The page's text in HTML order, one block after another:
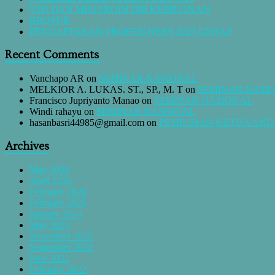
VISI DAN MISI PRODI DIII KEBIDANAN
BROSUR
PENDAFTARAN PROFESI NERS 2023 GENAP
Recent Comments
Vanchapo AR on SEMINAR NASIONAL
MELKIOR A. LUKAS. ST., SP., M. T on SEMINAR
Francisco Jupriyanto Manao on SEMINAR NASIONAL
Windi rahayu on SEMINAR NASIONAL
hasanbasri44985@gmail.com on PEMILIHAN KETUA
Archives
May 2026
April 2026
February 2026
February 2025
January 2024
May 2023
November 2022
September 2022
June 2022
February 2022